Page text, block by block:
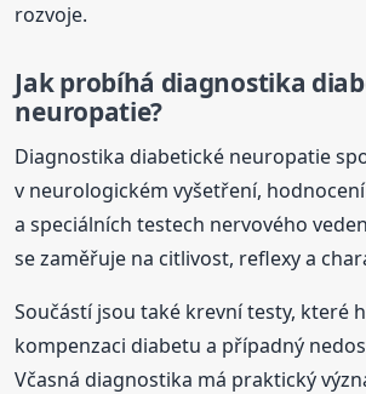
rozvoje.
Jak probíhá diagnostika
neuropatie?
Diagnostika diabetické neuropatie
v neurologickém vyšetření,
a speciálních testech nervového
se zaměřuje na citlivost, reflexy a
Součástí jsou také krevní testy, které
kompenzaci diabetu a případný
Včasná diagnostika má praktický